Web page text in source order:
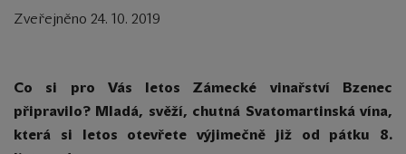
Zveřejněno 24. 10. 2019
Co si pro Vás letos Zámecké vinařství Bzenec
připravilo? Mladá, svěží, chutná Svatomartinská vína,
která si letos otevřete výjimečně již od pátku 8.